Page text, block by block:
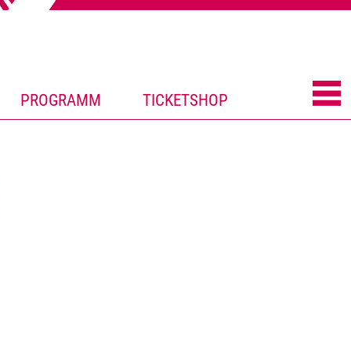
PROGRAMM TICKETSHOP